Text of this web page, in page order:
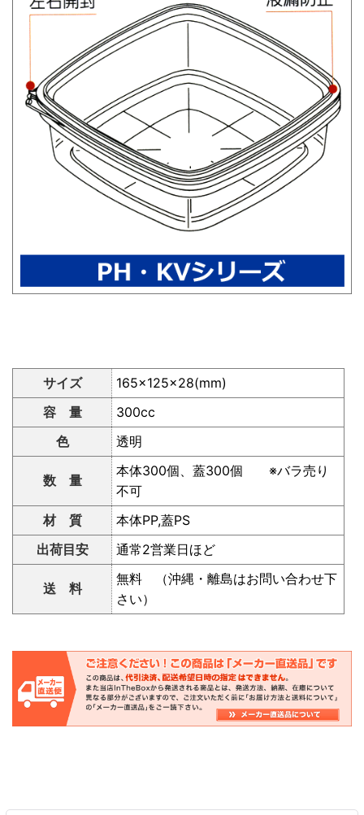
サイズ
165×125×28(mm)
容 量
300cc
色
透明
数 量
本体300個、蓋300個 ※バラ売り
不可
材 質
本体PP,蓋PS
出荷目安
通常2営業日ほど
送 料
無料 （沖縄・離島はお問い合わせ下
さい）